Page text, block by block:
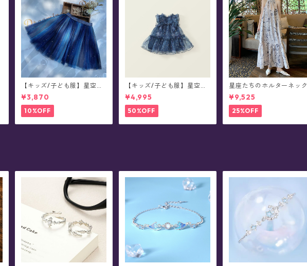
【キッズ/子ども服】星空ス
カート(100-150サイズ)
¥3,870
10%OFF
【キッズ/子ども服】星空シ
フォン チュール スパンコー
ル キラキラフリルワンピー
ス ドレス(90-140サイズ)
¥4,995
50%OFF
星座たちのホルターネック
ワンピース- Algedi
¥9,525
25%OFF